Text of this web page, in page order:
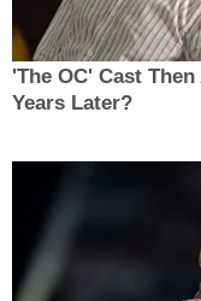
'The OC' Cast
Years Later?